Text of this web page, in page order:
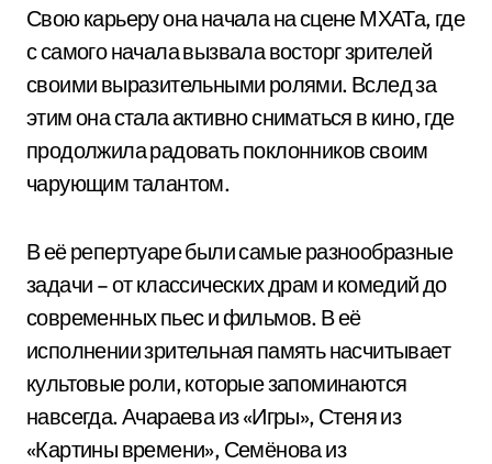
Свою карьеру она начала на сцене МХАТа, где
с самого начала вызвала восторг зрителей
своими выразительными ролями. Вслед за
этим она стала активно сниматься в кино, где
продолжила радовать поклонников своим
чарующим талантом.
В её репертуаре были самые разнообразные
задачи – от классических драм и комедий до
современных пьес и фильмов. В её
исполнении зрительная память насчитывает
культовые роли, которые запоминаются
навсегда. Ачараева из «Игры», Стеня из
«Картины времени», Семёнова из